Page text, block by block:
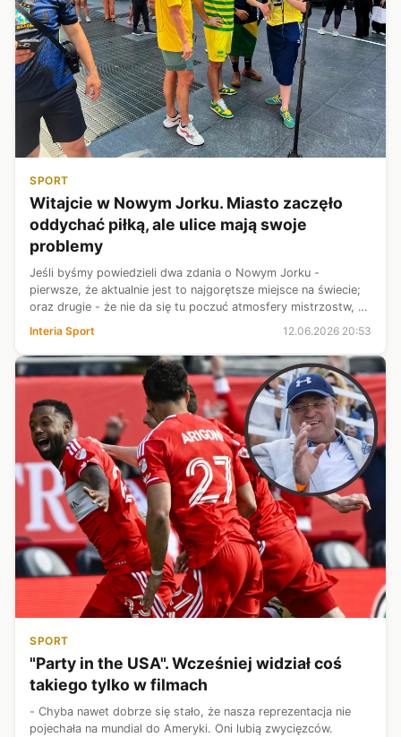
SPORT
Witajcie w Nowym Jorku. Miasto zaczęło
oddychać piłką, ale ulice mają swoje
problemy
Jeśli byśmy powiedzieli dwa zdania o Nowym Jorku -
pierwsze, że aktualnie jest to najgorętsze miejsce na świecie;
oraz drugie - że nie da się tu poczuć atmosfery mistrzostw, to
upale. ...
Interia Sport 12.06.2026 20:53
SPORT
"Party in the USA". Wcześniej widział coś
takiego tylko w filmach
- Chyba nawet dobrze się stało, że nasza reprezentacja nie
pojechała na mundial do Ameryki. Oni lubią zwycięzców.